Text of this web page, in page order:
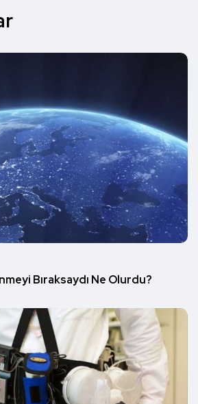
Bıraksaydı Ne Olurdu?